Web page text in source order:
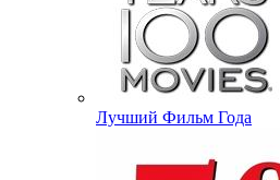
Лучший Фильм Года